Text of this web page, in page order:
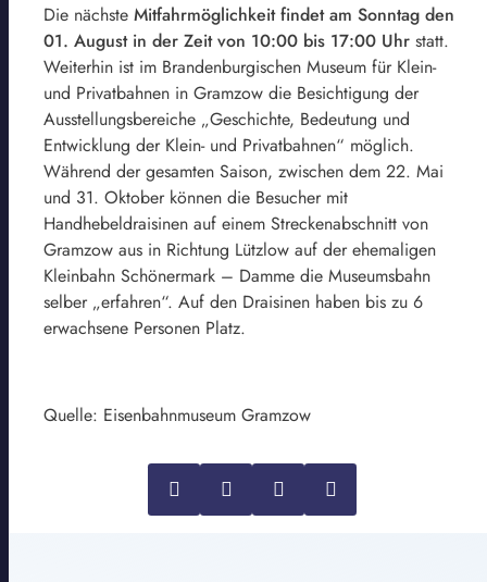
Die nächste Mitfahrmöglichkeit findet am Sonntag den
01. August in der Zeit von 10:00 bis 17:00 Uhr statt.
Weiterhin ist im Brandenburgischen Museum für Klein-
und Privatbahnen in Gramzow die Besichtigung der
Ausstellungsbereiche „Geschichte, Bedeutung und
Entwicklung der Klein- und Privatbahnen“ möglich.
Während der gesamten Saison, zwischen dem 22. Mai
und 31. Oktober können die Besucher mit
Handhebeldraisinen auf einem Streckenabschnitt von
Gramzow aus in Richtung Lützlow auf der ehemaligen
Kleinbahn Schönermark – Damme die Museumsbahn
selber „erfahren“. Auf den Draisinen haben bis zu 6
erwachsene Personen Platz.
Quelle: Eisenbahnmuseum Gramzow